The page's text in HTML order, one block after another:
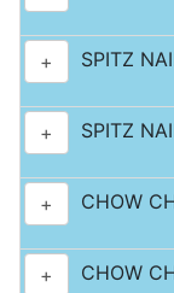
+ SPITZ
+ SPITZ
+ CHOW
+ CHOW